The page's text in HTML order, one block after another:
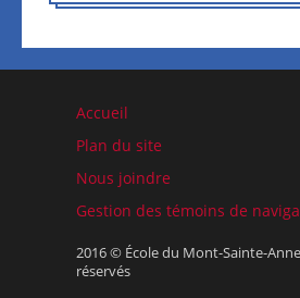
Accueil
Plan du site
Nous joindre
Gestion des témoins de
2016 © École du Mont-Sainte-
réservés